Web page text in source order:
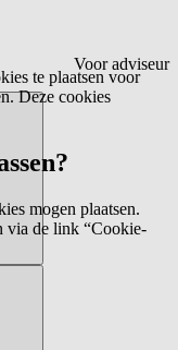
Voor adviseur
te plaatsen voor
Deze cookies
mogen plaatsen.
via de link “Cookie-